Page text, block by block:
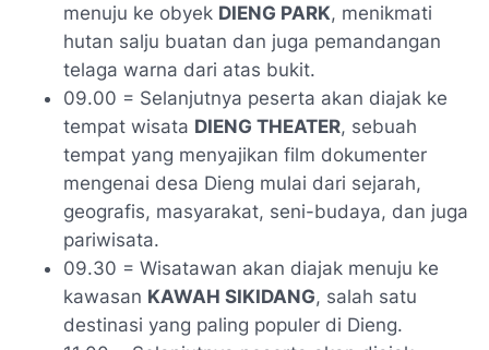
menuju ke obyek DIENG PARK, menikmati
hutan salju buatan dan juga pemandangan
telaga warna dari atas bukit.
09.00 = Selanjutnya peserta akan diajak ke
tempat wisata DIENG THEATER, sebuah
tempat yang menyajikan film dokumenter
mengenai desa Dieng mulai dari sejarah,
geografis, masyarakat, seni-budaya, dan juga
pariwisata.
09.30 = Wisatawan akan diajak menuju ke
kawasan KAWAH SIKIDANG, salah satu
destinasi yang paling populer di Dieng.